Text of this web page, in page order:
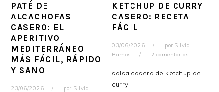
PATÉ DE
ALCACHOFAS
CASERO: EL
APERITIVO
MEDITERRÁNEO
MÁS FÁCIL, RÁPIDO
Y SANO
23/06/2026 por Silvia
KETCHUP DE CURRY
CASERO: RECETA
FÁCIL
03/06/2026 por Silvia
Ramos
2 comentarios
salsa casera de ketchup de
curry